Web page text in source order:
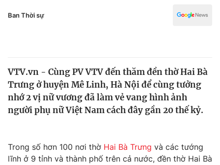
Thế giới
Tin tức
Câu chuyện quốc tế
Kinh tế
Thị trường
Dữ liệu và đời sống
Đời sống
Ban Thời sự
VTV.vn - Cùng PV VTV đến thăm đền thờ Hai Bà
Trưng ở huyện Mê Linh, Hà Nội để cùng tưởng
nhớ 2 vị nữ vương đã làm vẻ vang hình ảnh
người phụ nữ Việt Nam cách đây gần 20 thế kỷ.
Trong số hơn 100 nơi thờ Hai Bà Trưng và các tướng
lĩnh ở 9 tỉnh và thành phố trên cả nước, đền thờ Hai Bà